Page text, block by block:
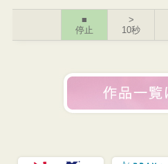
■
停止
>
10秒